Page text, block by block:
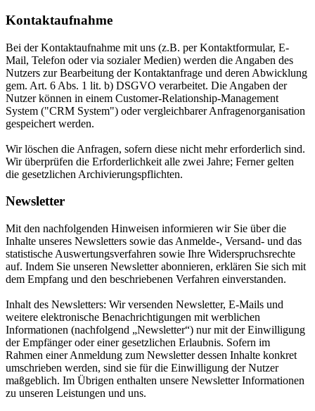
Kontaktaufnahme
Bei der Kontaktaufnahme mit uns (z.B. per Kontaktformular, E-
Mail, Telefon oder via sozialer Medien) werden die Angaben des
Nutzers zur Bearbeitung der Kontaktanfrage und deren Abwicklung
gem. Art. 6 Abs. 1 lit. b) DSGVO verarbeitet. Die Angaben der
Nutzer können in einem Customer-Relationship-Management
System ("CRM System") oder vergleichbarer Anfragenorganisation
gespeichert werden.
Wir löschen die Anfragen, sofern diese nicht mehr erforderlich sind.
Wir überprüfen die Erforderlichkeit alle zwei Jahre; Ferner gelten
die gesetzlichen Archivierungspflichten.
Newsletter
Mit den nachfolgenden Hinweisen informieren wir Sie über die
Inhalte unseres Newsletters sowie das Anmelde-, Versand- und das
statistische Auswertungsverfahren sowie Ihre Widerspruchsrechte
auf. Indem Sie unseren Newsletter abonnieren, erklären Sie sich mit
dem Empfang und den beschriebenen Verfahren einverstanden.
Inhalt des Newsletters: Wir versenden Newsletter, E-Mails und
weitere elektronische Benachrichtigungen mit werblichen
Informationen (nachfolgend „Newsletter“) nur mit der Einwilligung
der Empfänger oder einer gesetzlichen Erlaubnis. Sofern im
Rahmen einer Anmeldung zum Newsletter dessen Inhalte konkret
umschrieben werden, sind sie für die Einwilligung der Nutzer
maßgeblich. Im Übrigen enthalten unsere Newsletter Informationen
zu unseren Leistungen und uns.